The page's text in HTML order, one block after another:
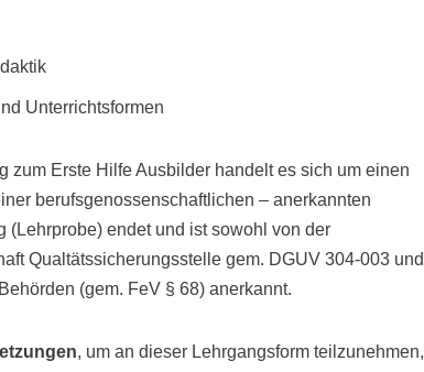
Unterrichtsformen
zum Erste Hilfe Ausbilder handelt es sich um einen
berufsgenossenschaftlichen – anerkannten
(Lehrprobe) endet und ist sowohl von der
Qualtätssicherungsstelle gem. DGUV 304-003 und
(gem. FeV § 68) anerkannt.
, um an dieser Lehrgangsform teilzunehmen,